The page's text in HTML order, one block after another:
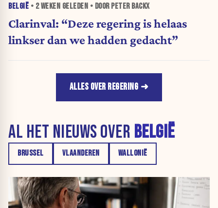
BELGIË • 2 WEKEN GELEDEN • DOOR PETER BACKX
Clarinval: “Deze regering is helaas
linkser dan we hadden gedacht”
ALLES OVER REGERING
AL HET NIEUWS OVER BELGIË
BRUSSEL VLAANDEREN WALLONIË